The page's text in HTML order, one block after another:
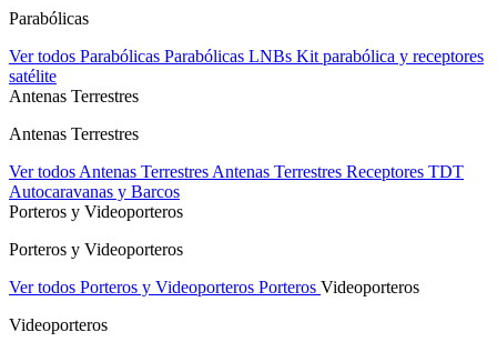
Parabólicas
Ver todos Parabólicas Parabólicas LNBs Kit parabólica y receptores
satélite
Antenas Terrestres
Antenas Terrestres
Ver todos Antenas Terrestres Antenas Terrestres Receptores TDT
Autocaravanas y Barcos
Porteros y Videoporteros
Porteros y Videoporteros
Ver todos Porteros y Videoporteros Porteros Videoporteros
Videoporteros